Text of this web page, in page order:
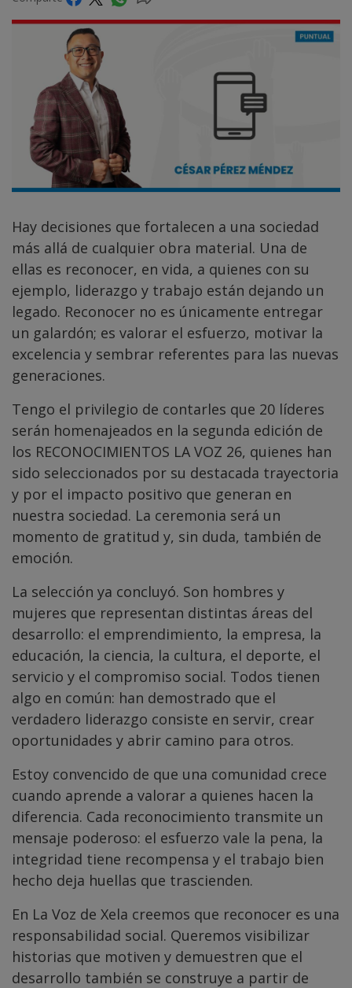
Hay decisiones que fortalecen a una sociedad
más allá de cualquier obra material. Una de
ellas es reconocer, en vida, a quienes con su
ejemplo, liderazgo y trabajo están dejando un
legado. Reconocer no es únicamente entregar
un galardón; es valorar el esfuerzo, motivar la
excelencia y sembrar referentes para las nuevas
generaciones.
Tengo el privilegio de contarles que 20 líderes
serán homenajeados en la segunda edición de
los RECONOCIMIENTOS LA VOZ 26, quienes han
sido seleccionados por su destacada trayectoria
y por el impacto positivo que generan en
nuestra sociedad. La ceremonia será un
momento de gratitud y, sin duda, también de
emoción.
La selección ya concluyó. Son hombres y
mujeres que representan distintas áreas del
desarrollo: el emprendimiento, la empresa, la
educación, la ciencia, la cultura, el deporte, el
servicio y el compromiso social. Todos tienen
algo en común: han demostrado que el
verdadero liderazgo consiste en servir, crear
oportunidades y abrir camino para otros.
Estoy convencido de que una comunidad crece
cuando aprende a valorar a quienes hacen la
diferencia. Cada reconocimiento transmite un
mensaje poderoso: el esfuerzo vale la pena, la
integridad tiene recompensa y el trabajo bien
hecho deja huellas que trascienden.
En La Voz de Xela creemos que reconocer es una
responsabilidad social. Queremos visibilizar
historias que motiven y demuestren que el
desarrollo también se construye a partir de